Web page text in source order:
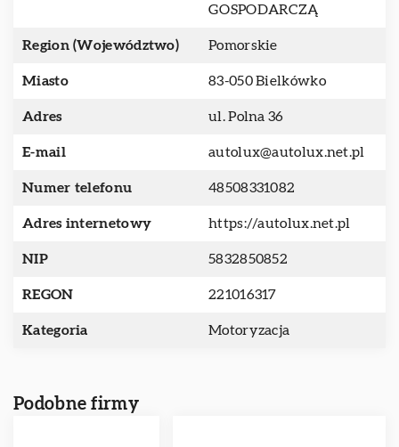
GOSPODARCZĄ
Region (Województwo) Pomorskie
Miasto 83-050 Bielkówko
Adres ul. Polna 36
E-mail autolux@autolux.net.pl
Numer telefonu 48508331082
Adres internetowy https://autolux.net.pl
NIP 5832850852
REGON 221016317
Kategoria Motoryzacja
Podobne firmy